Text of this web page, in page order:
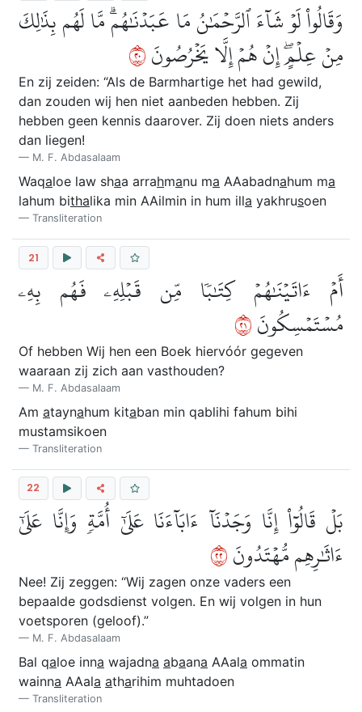
وَقَالُواْ لَوۡ شَآءَ ٱلرَّحۡمَٰنُ مَا عَبَدۡنَٰهُمۗ مَّا لَهُم بِذَٰلِكَ
مِنۡ عِلۡمٍۖ إِنۡ هُمۡ إِلَّا يَخۡرُصُونَ٠٢
En zij zeiden: “Als de Barmhartige het had gewild,
dan zouden wij hen niet aanbeden hebben. Zij
hebben geen kennis daarover. Zij doen niets anders
dan liegen!
M. F. Abdasalaam
Waqaloe law shaa arrahmanu ma AAabadnahum ma
lahum bithalika min AAilmin in hum illa yakhrusoen
Transliteration
21
أَمۡ ءَاتَيۡنَٰهُمۡ كِتَٰبٗا مِّن قَبۡلِهِۦ فَهُم بِهِۦ
مُسۡتَمۡسِكُونَ١٢
Of hebben Wij hen een Boek hiervόόr gegeven
waaraan zij zich aan vasthouden?
M. F. Abdasalaam
Am ataynahum kitaban min qablihi fahum bihi
mustamsikoen
Transliteration
22
بَلۡ قَالُوٓاْ إِنَّا وَجَدۡنَآ ءَابَآءَنَا عَلَىٰٓ أُمَّةٖ وَإِنَّا عَلَىٰٓ
ءَاثَٰرِهِم مُّهۡتَدُونَ٢٢
Nee! Zij zeggen: “Wij zagen onze vaders een
bepaalde godsdienst volgen. En wij volgen in hun
voetsporen (geloof).”
M. F. Abdasalaam
Bal qaloe inna wajadna abaana AAala ommatin
wainna AAala atharihim muhtadoen
Transliteration